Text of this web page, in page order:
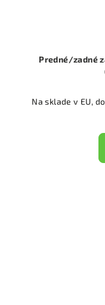
Predné/zadné
Na sklade v EU,